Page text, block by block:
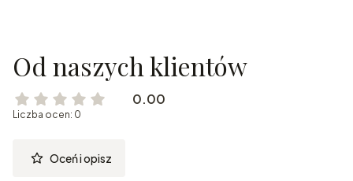
Od naszych klientów
0.00
Liczba ocen: 0
Oceń i opisz